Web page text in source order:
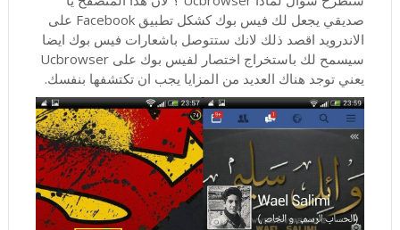
صديقي يجعل لك فيس بوك كشكل تطبيق Facebook على
الاندرويد اقصد ذلك لانك ستتوصل باشعارات فيس بوك ايضا
سيسمح لك باستخراج اختصار لفيس بوك على Ucbrowser
يعني توجد هناك العديد من المزايا يجب ان تكتشفها بنفسك.